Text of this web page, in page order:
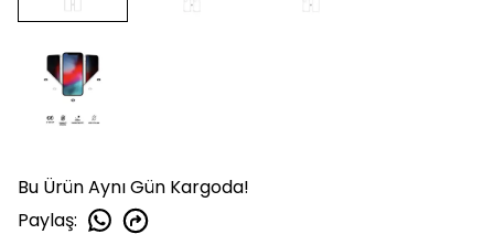
Bu Ürün Aynı Gün Kargoda!
Paylaş: